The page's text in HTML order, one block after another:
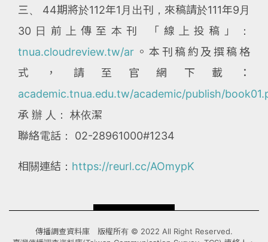
三、 44期將於112年1月出刊，來稿請於111年9月
30日前上傳至本刊 「線上投稿」：
tnua.cloudreview.tw/ar 。本刊稿約及撰稿格
式，請至官網下載：
academic.tnua.edu.tw/academic/publish/
承 辦 人： 林依潔
聯絡電話： 02-28961000#1234
相關連結： https://reurl.cc/AOmypK
傳播調查資料庫 版權所有 © 2022 All Right Reserved.